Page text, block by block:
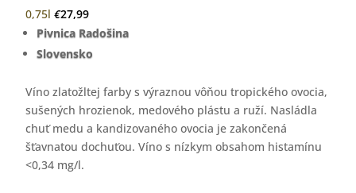
0,75l €27,99
Pivnica Radošina
Slovensko
Víno zlatožltej farby s výraznou vôňou tropického ovocia,
sušených hrozienok, medového plástu a ruží. Nasládla
chuť medu a kandizovaného ovocia je zakončená
šťavnatou dochuťou. Víno s nízkym obsahom histamínu
<0,34 mg/l.